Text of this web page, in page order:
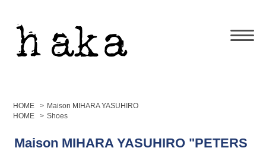
HOME > Maison MIHARA YASUHIRO
HOME
> Shoes
Maison MIHARA YASUHIRO "PETERS